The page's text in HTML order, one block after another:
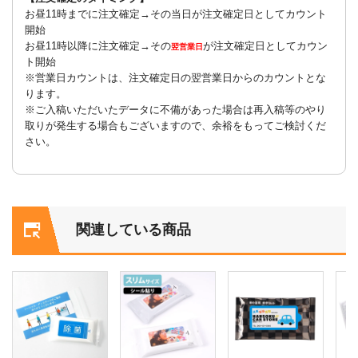
お昼11時までに注文確定→その当日が注文確定日としてカウント
開始
お昼11時以降に注文確定→その翌営業日が注文確定日としてカウン
ト開始
※営業日カウントは、注文確定日の翌営業日からのカウントとな
ります。
※ご入稿いただいたデータに不備があった場合は再入稿等のやり
取りが発生する場合もございますので、余裕をもってご検討くだ
さい。
関連している商品